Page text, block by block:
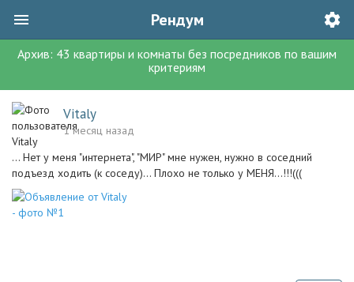
Рендум
Архив: 43 квартиры и комнаты без посредников по вашим
критериям
Vitaly
1 месяц назад
... Нет у меня "интернета", "МИР" мне нужен, нужно в соседний
подъезд ходить (к соседу)... Плохо не только у МЕНЯ...!!!(((